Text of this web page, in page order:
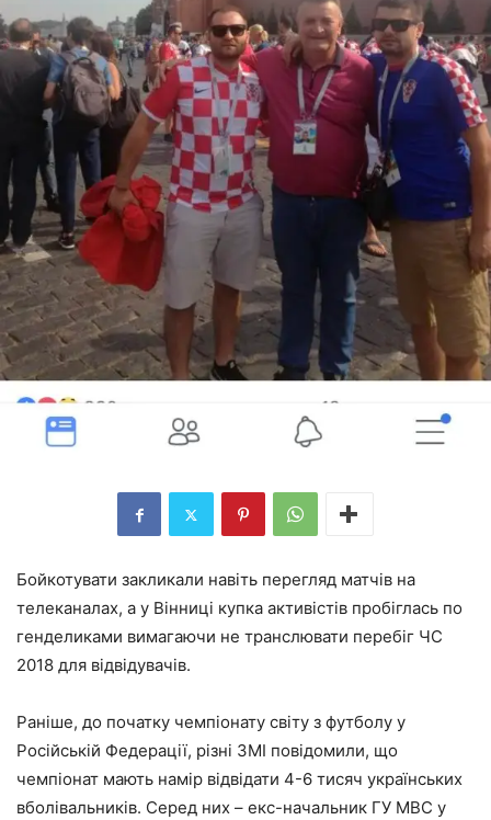
Бойкотувати закликали навіть перегляд матчів на
телеканалах, а у Вінниці купка активістів пробіглась по
генделиками вимагаючи не транслювати перебіг ЧС
2018 для відвідувачів.
Раніше, до початку чемпіонату світу з футболу у
Російській Федерації, різні ЗМІ повідомили, що
чемпіонат мають намір відвідати 4-6 тисяч українських
вболівальників. Серед них – екс-начальник ГУ МВС у